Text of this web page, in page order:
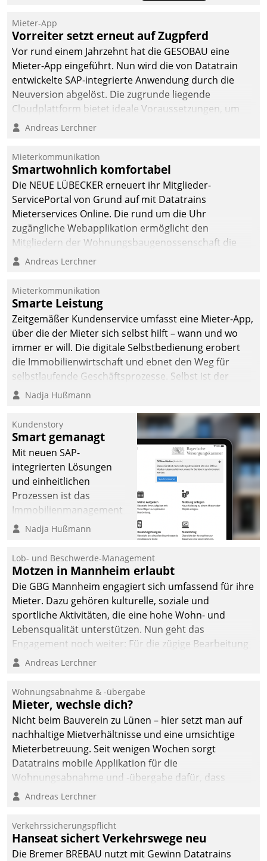
Die monatlichen
Mitteilungen zum
Heizungs- und
Wasserverbrauch gehen
automatisiert, vollständig
und auf Wunsch über
mehrere zuvor
Kommunikationswege bei
Mieter-App
Vorreiter setzt erneut auf Zugpferd
Vor rund einem Jahrzehnt hat die GESOBAU eine
Mieter-App eingeführt. Nun wird die von Datatrain
entwickelte SAP-integrierte Anwendung durch die
Neuversion abgelöst. Die zugrunde liegende
Cloudplattform bietet ideale Voraussetzungen, um
die Funktionalität der App zu erweitern und weitere
integrieren.
Andreas Lerchner
Mieterkommunikation
Smartwohnlich komfortabel
Die NEUE LÜBECKER erneuert ihr Mitglieder-
ServicePortal von Grund auf mit Datatrains
Mieterservices Online. Die rund um die Uhr
zugängliche Webapplikation ermöglicht den
Mitgliedern der Wohnungs­bau­genossenschaft die
Kontaktaufnahme per Smartphone, Tablet oder PC.
Andreas Lerchner
Mieterkommunikation
Smarte Leistung
Zeitgemäßer Kundenservice umfasst eine Mieter-App,
über die der Mieter sich selbst hilft – wann und wo
immer er will. Die digitale Selbstbedienung erobert
die Immobilienwirtschaft und ebnet den Weg für
selbstlaufende Geschäftsprozesse. Selbst ist der
Kunde und smart der Serviceanbieter.
Nadja Hußmann
Kundenstory
Smart gemanagt
Mit neuen SAP-
integrierten Lösungen
und einheitlichen
Prozessen ist das
Immobilienmanagement
der Bayerischen
Ressort Kapitalanlage für
künftige Aufgaben und
Herausforderungen
gerüstet.
Nadja Hußmann
Lob- und Beschwerde-Management
Motzen in Mannheim erlaubt
Die GBG Mannheim engagiert sich umfassend für ihre
Mieter. Dazu gehören kulturelle, soziale und
sportliche Aktivitäten, die eine hohe Wohn- und
Lebensqualität unterstützen. Nun geht das
Engagement noch weiter: Für die zügige Bearbeitung
von Beschwerden – oder Lob – richtet das
und Beschwerde-Management einen eigenen Kanal
ein.
Andreas Lerchner
Wohnungsabnahme & -übergabe
Mieter, wechsle dich?
Nicht beim Bauverein zu Lünen – hier setzt man auf
nachhaltige Mietverhältnisse und eine umsichtige
Mieterbetreuung. Seit wenigen Wochen sorgt
Datatrains mobile Applikation für die
Wohnungsabnahme und -übergabe dafür, dass
Mieter wohlgeordnet kommen und, so es sein muss,
Andreas Lerchner
Verkehrssicherungspflicht
Hanseat sichert Verkehrswege neu
Die Bremer BREBAU nutzt mit Gewinn Datatrains